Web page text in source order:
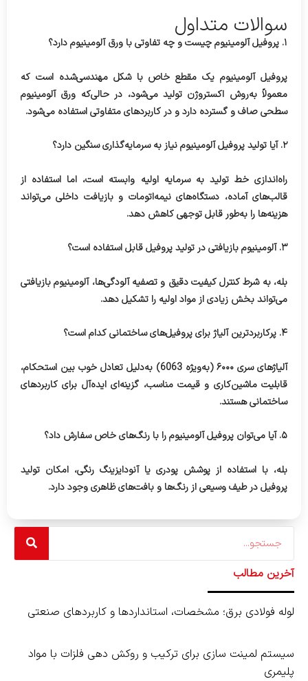
سوالات متداول
۱. پروفیل آلومینیوم چیست و چه تفاوتی با ورق آلومینیوم دارد؟
پروفیل آلومینیوم یک مقطع خاص با شکل مهندسی‌شده است که
معمولاً به‌روش اکستروژن تولید می‌شود، در حالی‌که ورق آلومینیوم
سطحی صاف و گسترده دارد و در کاربردهای متفاوتی استفاده می‌شود.
۲. آیا تولید پروفیل آلومینیوم نیاز به سرمایه‌گذاری سنگین دارد؟
راه‌اندازی خط تولید به سرمایه‌ اولیه وابسته است، اما استفاده از
قالب‌های آماده، دستگاه‌های نیمه‌اتومات و بازیافت داخلی می‌تواند
هزینه‌ها را به‌طور قابل توجهی کاهش دهد.
۳. آلومینیوم بازیافتی در تولید پروفیل قابل استفاده است؟
بله، به شرط کنترل کیفیت دقیق و تصفیه آلودگی‌ها، آلومینیوم بازیافتی
می‌تواند بخش زیادی از مواد اولیه را تشکیل دهد.
۴. پرکاربردترین آلیاژ برای پروفیل‌های ساختمانی کدام است؟
آلیاژهای سری ۶۰۰۰ (به‌ویژه 6063) به‌دلیل تعادل خوب بین استحکام،
قابلیت ماشین‌کاری و قیمت مناسب، گزینه‌ای ایده‌آل برای کاربردهای
ساختمانی هستند.
۵. آیا می‌توان پروفیل آلومینیوم را با رنگ‌های خاص سفارش داد؟
بله، با استفاده از پوشش پودری یا آنودایزینگ رنگی، امکان تولید
پروفیل در طیف وسیعی از رنگ‌ها و بافت‌های ظاهری وجود دارد.
آخرین مطالب
لوله فولادی برق؛ مشخصات، استانداردها و کاربردهای صنعتی
سیستم لمینت‌ سازی برای ترکیب و روکش‌ دهی فلزات با مواد
پلیمری